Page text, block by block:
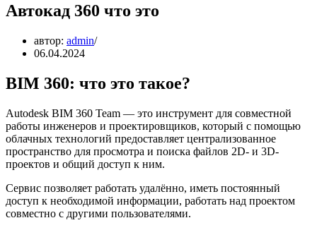
Автокад 360 что это
автор: admin
06.04.2024
BIM 360: что это такое?
Autodesk BIM 360 Team — это инструмент для совместной
работы инженеров и проектировщиков, который с помощью
облачных технологий предоставляет централизованное
пространство для просмотра и поиска файлов 2D- и 3D-
проектов и общий доступ к ним.
Сервис позволяет работать удалённо, иметь постоянный
доступ к необходимой информации, работать над проектом
совместно с другими пользователями.